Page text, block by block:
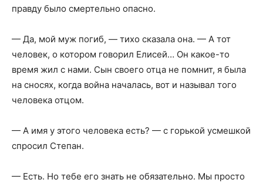
правду было смертельно опасно.
— Да, мой муж погиб, — тихо сказала она. — А тот
человек, о котором говорил Елисей… Он какое-то
время жил с нами. Сын своего отца не помнит, я была
на сносях, когда война началась, вот и называл того
человека отцом.
— А имя у этого человека есть? — с горькой усмешкой
спросил Степан.
— Есть. Но тебе его знать не обязательно. Мы просто